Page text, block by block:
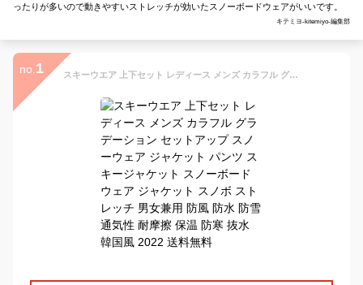
ったりが多いので動きやすいストレッチが効いたスノーボードウェアがいいです。
キテミヨ-kitemiyo-編集部
no. 1 スキーウエア 上下セット レディース メンズ カラフル グラデーション セットアップ スノーウェア ジャケット パンツ スキージャケット スノーボード ウェア ジャケット スノボ ストレッチ 男女兼用 防風 防水 防雪 通気性 耐摩擦 保温 防寒 抜水 韓国風 2022 送料無料